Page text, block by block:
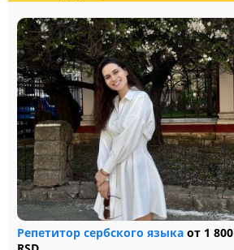
Репетитор сербского языкаот 1 800